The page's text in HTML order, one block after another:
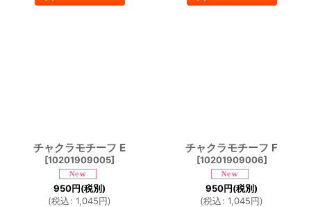
チャクラモチーフ E
[10201909005]
950円(税別)
(税込: 1,045円)
チャクラモチーフ F
[10201909006]
950円(税別)
(税込: 1,045円)